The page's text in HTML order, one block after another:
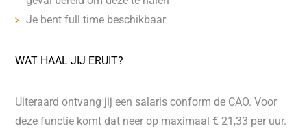
Je bent full time beschikbaar
WAT HAAL JIJ ERUIT?
Uiteraard ontvang jij een salaris conform de CAO. Voor
deze functie komt dat neer op maximaal € 21,33 per uur.